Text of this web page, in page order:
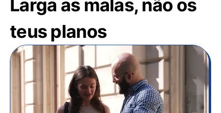
Larga as malas, não os
teus planos